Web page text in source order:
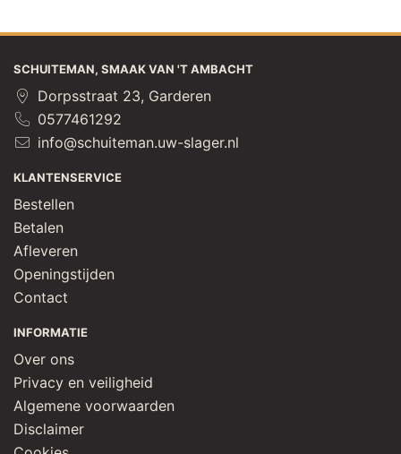
SCHUITEMAN, SMAAK VAN 'T AMBACHT
Dorpsstraat 23, Garderen
0577461292
info@schuiteman.uw-slager.nl
KLANTENSERVICE
Bestellen
Betalen
Afleveren
Openingstijden
Contact
INFORMATIE
Over ons
Privacy en veiligheid
Algemene voorwaarden
Disclaimer